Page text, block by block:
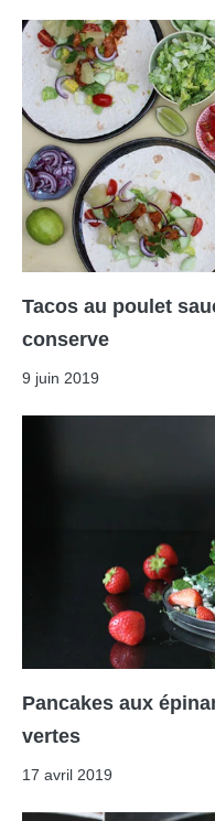
Tacos au poulet
conserve
9 juin 2019
Pancakes aux
vertes
17 avril 2019